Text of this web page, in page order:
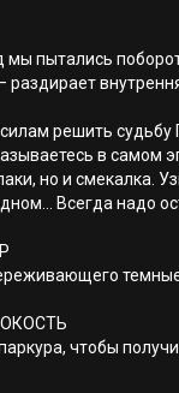
мы пытались
раздирает
решить
в самом
но и смекалка.
Всегда надо
чтобы